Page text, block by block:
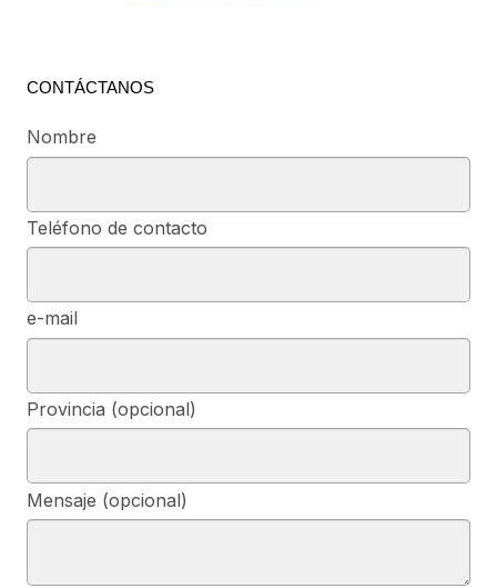
CONTÁCTANOS
Nombre
Teléfono de contacto
e-mail
Provincia (opcional)
Mensaje (opcional)